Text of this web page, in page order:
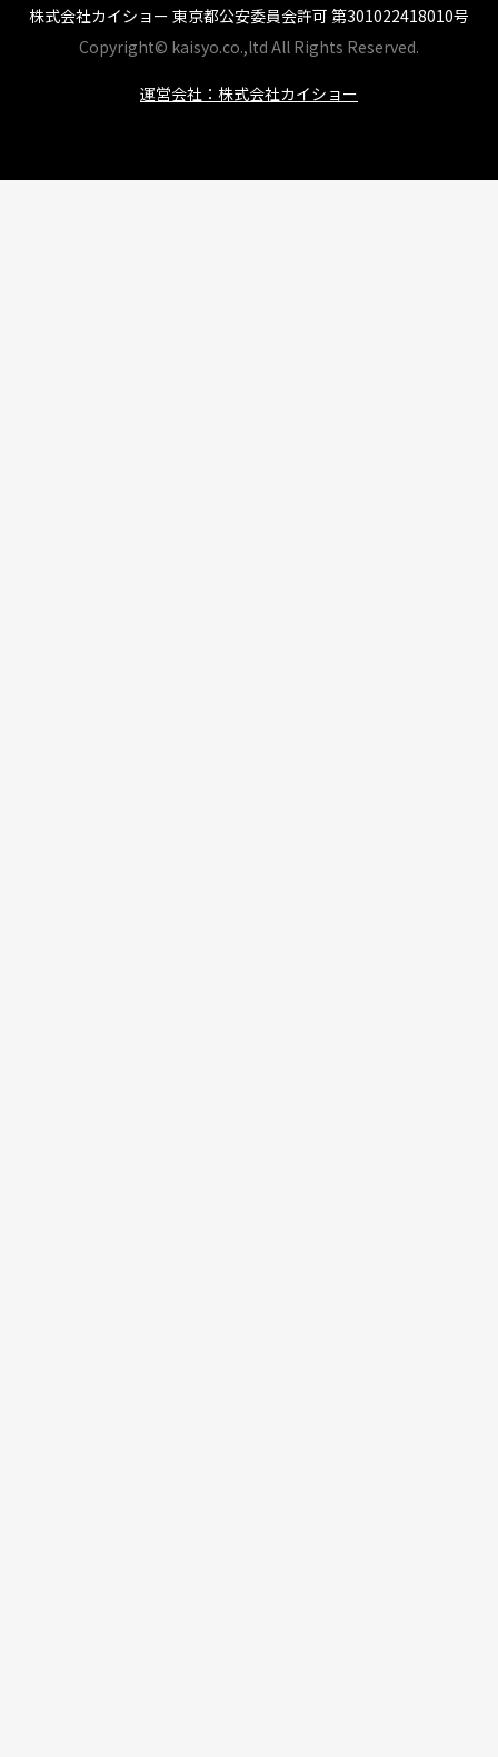
株式会社カイショー 東京都公安委員会許可 第301022418010号
Copyright© kaisyo.co.,ltd All Rights Reserved.
運営会社：株式会社カイショー